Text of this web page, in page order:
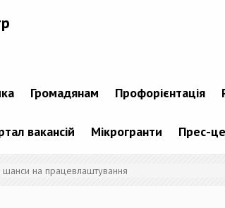
Громадянам Профорієнтація
вакансій Мікрогранти Прес-
шанси на працевлаштування